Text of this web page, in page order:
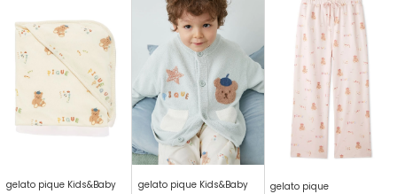
gelato pique Kids&Baby gelato pique Kids&Baby gelato pique